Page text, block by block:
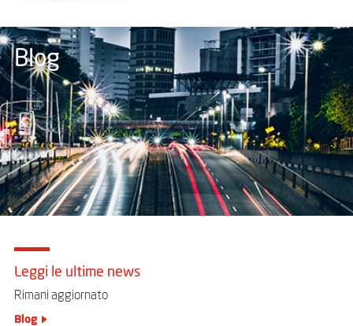
Blog
Leggi le ultime news
Rimani aggiornato
Blog